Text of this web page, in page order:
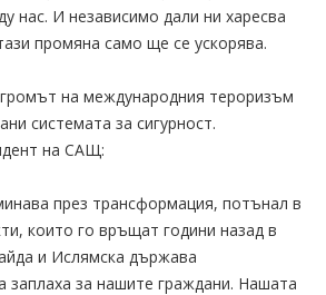
нас. И независимо дали ни харесва
промяна само ще се ускорява.
на международния тероризъм
системата за сигурност.
на САЩ:
през трансформация, потънал в
които го връщат години назад в
и Ислямска държава
заплаха за нашите граждани. Нашата